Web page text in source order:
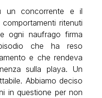
un concorrente e il
ritenuti
ogni naufrago firma
che ha reso
e che rendeva
sulla playa. Un
Abbiamo deciso
in questione per non